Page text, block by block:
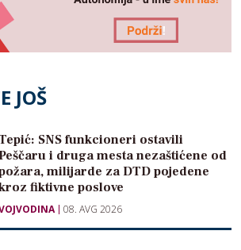
JOŠ
SNS funkcioneri ostavili
Peščaru i druga mesta nezaštićene od
milijarde za DTD pojedene
fiktivne poslove
08. AVG 2026